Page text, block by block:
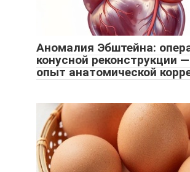
Аномалия Эбштейна:
конусной реконструкции
опыт анатомической